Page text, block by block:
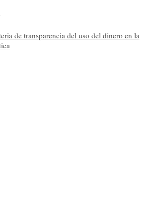
de transparencia del uso del dinero en la